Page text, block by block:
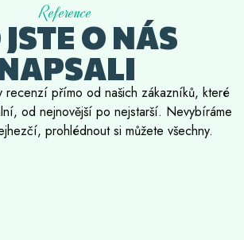
Reference
O NÁS
recenzí přímo od našich zákazníků, které
od nejnovější po nejstarší. Nevybíráme
prohlédnout si můžete všechny.